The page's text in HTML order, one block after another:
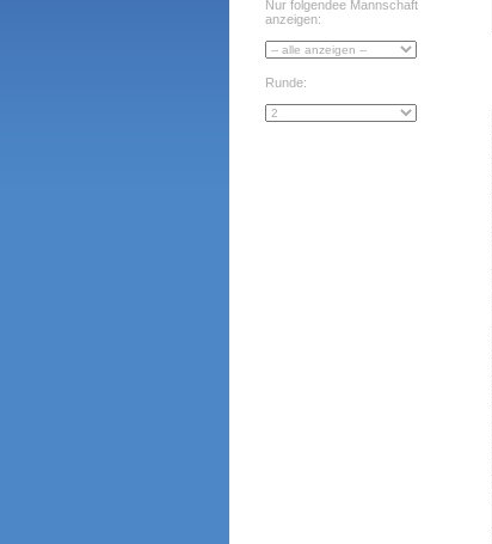
Nur folgendee Mannschaft
anzeigen:
Runde: